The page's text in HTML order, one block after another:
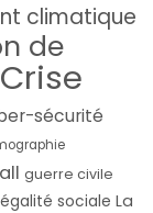
climatique
de
Crise
sécurité
guerre civile
sociale La